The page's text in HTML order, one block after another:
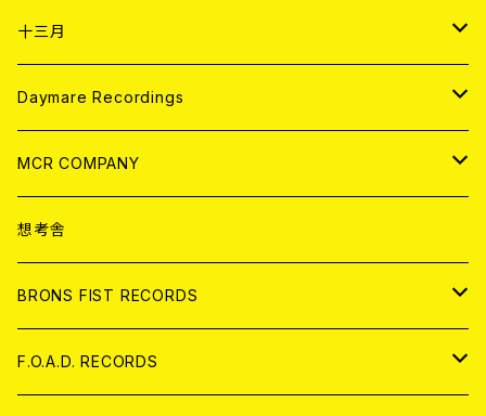
ANALOG
アパレル
CD
ANALOG
十三月
CD
ANALOG
Daymare Recordings
CD
ANALOG
MCR COMPANY
CD
アパレル
ANALOG
想考舎
BRONS FIST RECORDS
CD
F.O.A.D. RECORDS